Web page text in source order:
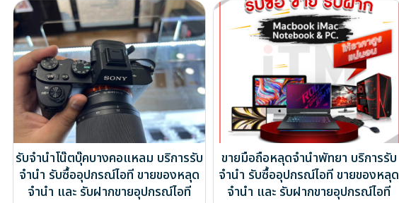
รับจำนำโน๊ตบุ๊คบางคอแหลม บริการรับ
จำนำ รับซื้ออุปกรณ์ไอที ขายของหลุด
จำนำ และ รับฝากขายอุปกรณ์ไอที
ขายมือถือหลุดจำนำพัทยา บริการรับ
จำนำ รับซื้ออุปกรณ์ไอที ขายของหลุด
จำนำ และ รับฝากขายอุปกรณ์ไอที